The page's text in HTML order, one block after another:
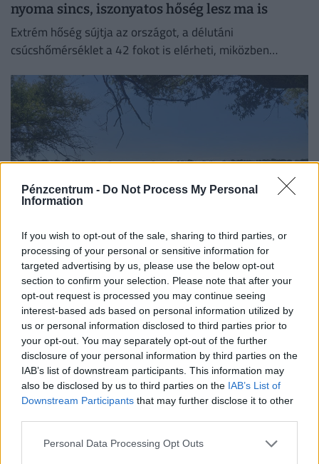
Pénzcentrum - Do Not Process My Personal
Information
If you wish to opt-out of the sale, sharing to third parties, or
processing of your personal or sensitive information for
targeted advertising by us, please use the below opt-out
section to confirm your selection. Please note that after your
opt-out request is processed you may continue seeing
interest-based ads based on personal information utilized by
us or personal information disclosed to third parties prior to
your opt-out. You may separately opt-out of the further
disclosure of your personal information by third parties on the
IAB’s list of downstream participants. This information may
also be disclosed by us to third parties on the IAB’s List of
Downstream Participants that may further disclose it to other
Personal Data Processing Opt Outs
nyoma sincs, iszonyatos hőség lesz ma is
Extrém hőség sújtja az országot, a délutáni
csúcshőmérséklet a 42 fokot is elérheti, miközben
Nem apad tovább a Duna: így áll most a
vízszint, hamarosan vége lehet a krízisnek?
Reggeli adatok szerint bár nem nőtt tovább a Duna
vízszintje, de tovább sem apadt. Percről-percre
cikkünkben egész nap követjük a vízállást és mindent,
ami az...